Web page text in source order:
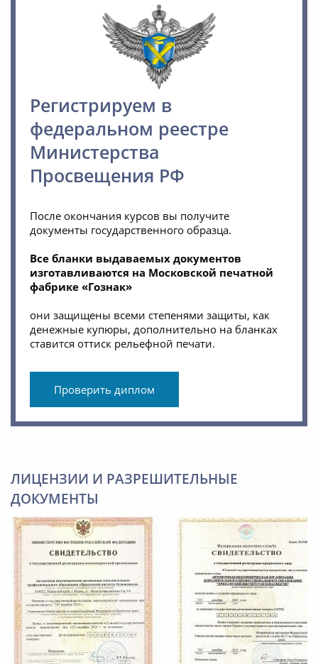
Регистрируем в
федеральном реестре
Министерства
Просвещения РФ
После окончания курсов вы получите
документы государственного образца.
Все бланки выдаваемых документов
изготавливаются на Московской печатной
фабрике «Гознак»
они защищены всеми степенями защиты, как
денежные купюры, дополнительно на бланках
ставится оттиск рельефной печати.
Проверить диплом
ЛИЦЕНЗИИ И РАЗРЕШИТЕЛЬНЫЕ
ДОКУМЕНТЫ